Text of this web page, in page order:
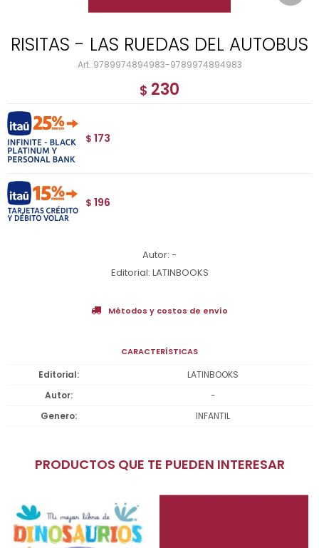
RISITAS - LAS RUEDAS DEL AUTOBUS
9789974894983-9789974894983
$ 230
$ 173
$ 196
Autor: -
Editorial: LATINBOOKS
Métodos y costos de envío
CARACTERÍSTICAS
Editorial
LATINBOOKS
Autor
-
Genero
INFANTIL
PRODUCTOS QUE TE PUEDEN INTERESAR